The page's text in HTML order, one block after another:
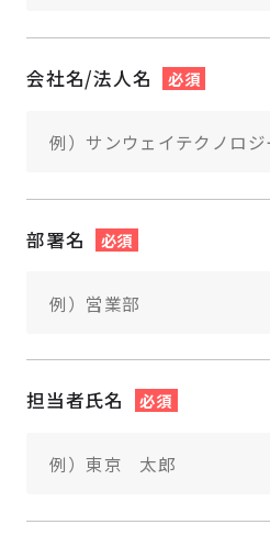
会社名/法人名 必須
部署名 必須
担当者氏名 必須